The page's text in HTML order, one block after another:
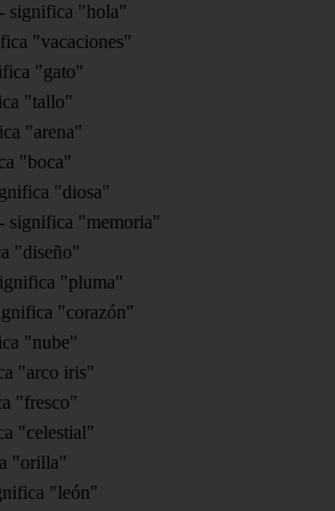
significa "hola"
"vacaciones"
"gato"
"tallo"
"arena"
"boca"
"diosa"
"memoria"
"diseño"
"pluma"
"corazón"
"nube"
"arco iris"
"fresco"
"celestial"
"orilla"
"león"